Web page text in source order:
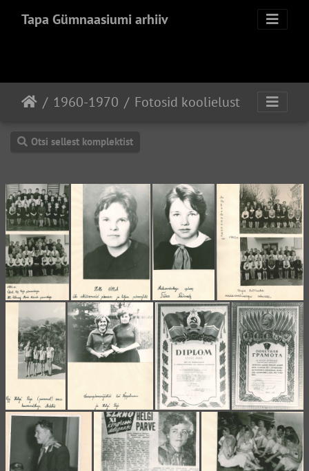
Tapa Gümnaasiumi arhiiv
1960-1970 Fotosid koolielust
Otsi sellest komplektist